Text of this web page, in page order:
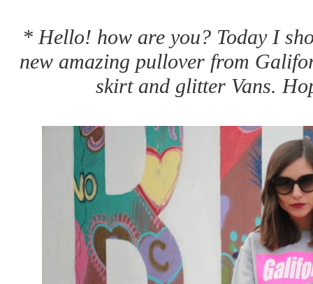
* Hello! how are you? Today I
new amazing pullover from
skirt and glitter Vans.